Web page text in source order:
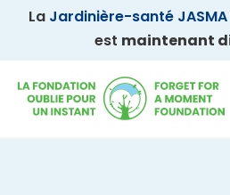
La Jardinière-santé JASMA
est maintenant